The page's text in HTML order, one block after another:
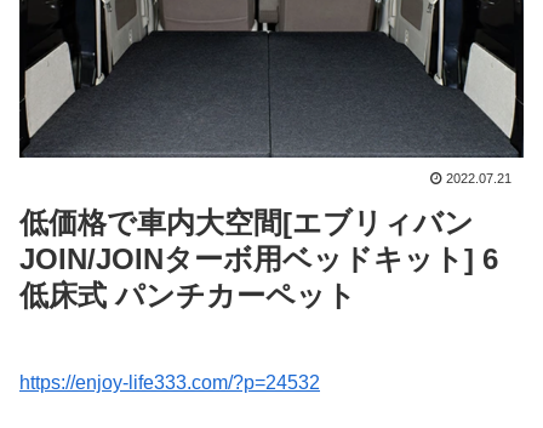
2022.07.21
低価格で車内大空間[エブリィバン
JOIN/JOINターボ用ベッドキット] 6
低床式 パンチカーペット
https://enjoy-life333.com/?p=24532